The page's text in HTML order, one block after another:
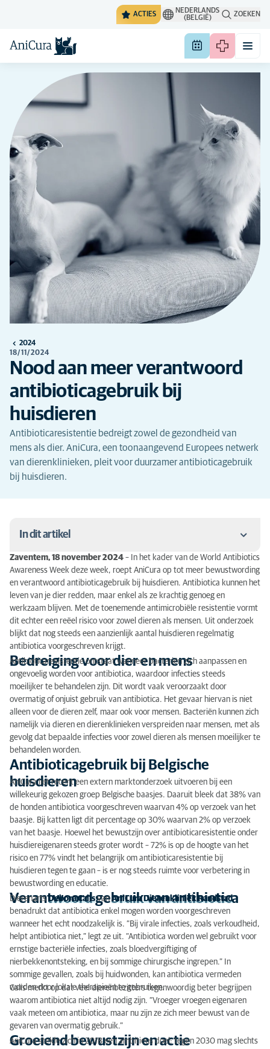
ACTIES
NEDERLANDS
(BELGIË)
ZOEKEN
2024
18/11/2024
Nood aan meer verantwoord
antibioticagebruik bij
huisdieren
Antibioticaresistentie bedreigt zowel de gezondheid van
mens als dier. AniCura, een toonaangevend Europees netwerk
van dierenklinieken, pleit voor duurzamer antibioticagebruik
bij huisdieren.
In dit artikel
Bedreiging voor dier en mens
Antibioticagebruik bij Belgische huisdieren
Verantwoord gebruik van antibiotica
Groeiend bewustzijn en actie
Zaventem, 18 november 2024 – In het kader van de World Antibiotics
Awareness Week deze week, roept AniCura op tot meer bewustwording
en verantwoord antibioticagebruik bij huisdieren. Antibiotica kunnen het
leven van je dier redden, maar enkel als ze krachtig genoeg en
werkzaam blijven. Met de toenemende antimicrobiële resistentie vormt
dit echter een reëel risico voor zowel dieren als mensen. Uit onderzoek
blijkt dat nog steeds een aanzienlijk aantal huisdieren regelmatig
antibiotica voorgeschreven krijgt.
Bedreiging voor dier en mens
Antibioticaresistentie ontstaat wanneer bacteriën zich aanpassen en
ongevoelig worden voor antibiotica, waardoor infecties steeds
moeilijker te behandelen zijn. Dit wordt vaak veroorzaakt door
overmatig of onjuist gebruik van antibiotica. Het gevaar hiervan is niet
alleen voor de dieren zelf, maar ook voor mensen. Bacteriën kunnen zich
namelijk via dieren en dierenklinieken verspreiden naar mensen, met als
gevolg dat bepaalde infecties voor zowel dieren als mensen moeilijker te
behandelen worden.
Antibioticagebruik bij Belgische
huisdieren
AniCura liet recent een extern marktonderzoek uitvoeren bij een
willekeurig gekozen groep Belgische baasjes. Daaruit bleek dat 38% van
de honden antibiotica voorgeschreven waarvan 4% op verzoek van het
baasje. Bij katten ligt dit percentage op 30% waarvan 2% op verzoek
van het baasje. Hoewel het bewustzijn over antibioticaresistentie onder
huisdiereigenaren steeds groter wordt – 72% is op de hoogte van het
risico en 77% vindt het belangrijk om antibioticaresistentie bij
huisdieren tegen te gaan – is er nog steeds ruimte voor verbetering in
bewustwording en educatie.
Verantwoord gebruik van antibiotica
Dierenarts Debora CalisvanAniCura Dierenkliniek Randstad
benadrukt dat antibiotica enkel mogen worden voorgeschreven
wanneer het echt noodzakelijk is. “Bij virale infecties, zoals verkoudheid,
helpt antibiotica niet,” legt ze uit. “Antibiotica worden wel gebruikt voor
ernstige bacteriële infecties, zoals bloedvergiftiging of
nierbekkenontsteking, en bij sommige chirurgische ingrepen.” In
sommige gevallen, zoals bij huidwonden, kan antibiotica vermeden
worden door lokale therapieën te gebruiken.
Calis merkt op dat veel dierenbezitters tegenwoordig beter begrijpen
waarom antibiotica niet altijd nodig zijn. “Vroeger vroegen eigenaren
vaak meteen om antibiotica, maar nu zijn ze zich meer bewust van de
gevaren van overmatig gebruik.”
Groeiend bewustzijn en actie
AniCura stelde zich in 2018 een ambitieus doel: tegen 2030 mag slechts